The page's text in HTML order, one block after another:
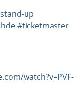
up
#ticketmaster
watch?v=PVF-